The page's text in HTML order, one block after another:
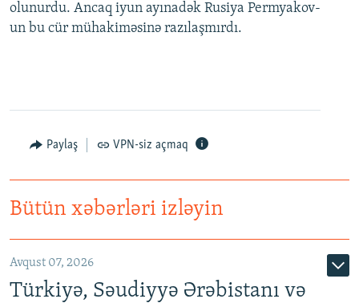
olunurdu. Ancaq iyun ayınadək Rusiya Permyakov-
un bu cür mühakiməsinə razılaşmırdı.
Paylaş VPN-siz açmaq
Bütün xəbərləri izləyin
Avqust 07, 2026
Türkiyə, Səudiyyə Ərəbistanı və